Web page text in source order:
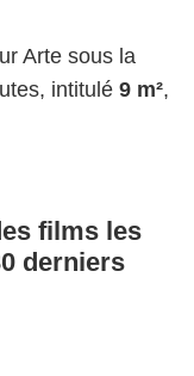
Arte sous la
intitulé 9 m²,
films les
derniers